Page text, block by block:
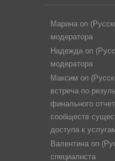
Марина on
модератора
Надежда on
модератора
Максим on
встреча по
финального
сообществ
доступа к
Валентина on
специалиста